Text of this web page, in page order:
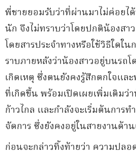
พี่ชายยอมรับว่าที่ผ่านมาไม่ค่อยไ
นัก จึงไม่ทราบว่าโดยปกติน้องสา
โดยสารประจำทางหรือใช้วิธีใดใ
ราบภายหลังว่าน้องสาวอยู่บนรถ
เกิดเหตุ ซึ่งตนยังคงรู้สึกตกใจแล
ที่เกิดขึ้น พร้อมเปิดเผยเพิ่มเติมว่
ก้าวไกล และกำลังจะเริ่มต้นการ
จัดการ ซึ่งยังคงอยู่ในสายงานด้า
ก่อนจะกล่าวทิ้งท้ายว่า ความปล